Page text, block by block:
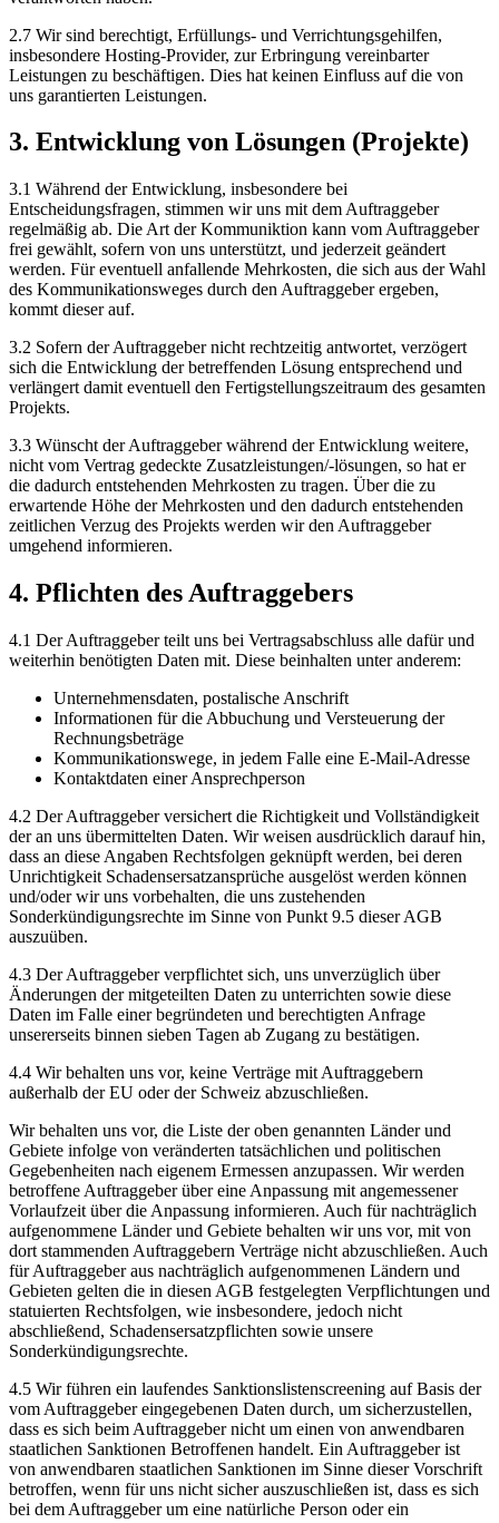
2.7 Wir sind berechtigt, Erfüllungs- und Verrichtungsgehilfen,
insbesondere Hosting-Provider, zur Erbringung vereinbarter
Leistungen zu beschäftigen. Dies hat keinen Einfluss auf die von
uns garantierten Leistungen.
3. Entwicklung von Lösungen (Projekte)
3.1 Während der Entwicklung, insbesondere bei
Entscheidungsfragen, stimmen wir uns mit dem Auftraggeber
regelmäßig ab. Die Art der Kommuniktion kann vom Auftraggeber
frei gewählt, sofern von uns unterstützt, und jederzeit geändert
werden. Für eventuell anfallende Mehrkosten, die sich aus der Wahl
des Kommunikationsweges durch den Auftraggeber ergeben,
kommt dieser auf.
3.2 Sofern der Auftraggeber nicht rechtzeitig antwortet, verzögert
sich die Entwicklung der betreffenden Lösung entsprechend und
verlängert damit eventuell den Fertigstellungszeitraum des gesamten
Projekts.
3.3 Wünscht der Auftraggeber während der Entwicklung weitere,
nicht vom Vertrag gedeckte Zusatzleistungen/-lösungen, so hat er
die dadurch entstehenden Mehrkosten zu tragen. Über die zu
erwartende Höhe der Mehrkosten und den dadurch entstehenden
zeitlichen Verzug des Projekts werden wir den Auftraggeber
umgehend informieren.
4. Pflichten des Auftraggebers
4.1 Der Auftraggeber teilt uns bei Vertragsabschluss alle dafür und
weiterhin benötigten Daten mit. Diese beinhalten unter anderem:
Unternehmensdaten, postalische Anschrift
Informationen für die Abbuchung und Versteuerung der
Rechnungsbeträge
Kommunikationswege, in jedem Falle eine E-Mail-Adresse
Kontaktdaten einer Ansprechperson
4.2 Der Auftraggeber versichert die Richtigkeit und Vollständigkeit
der an uns übermittelten Daten. Wir weisen ausdrücklich darauf hin,
dass an diese Angaben Rechtsfolgen geknüpft werden, bei deren
Unrichtigkeit Schadensersatzansprüche ausgelöst werden können
und/oder wir uns vorbehalten, die uns zustehenden
Sonderkündigungsrechte im Sinne von Punkt 9.5 dieser AGB
auszuüben.
4.3 Der Auftraggeber verpflichtet sich, uns unverzüglich über
Änderungen der mitgeteilten Daten zu unterrichten sowie diese
Daten im Falle einer begründeten und berechtigten Anfrage
unsererseits binnen sieben Tagen ab Zugang zu bestätigen.
4.4 Wir behalten uns vor, keine Verträge mit Auftraggebern
außerhalb der EU oder der Schweiz abzuschließen.
Wir behalten uns vor, die Liste der oben genannten Länder und
Gebiete infolge von veränderten tatsächlichen und politischen
Gegebenheiten nach eigenem Ermessen anzupassen. Wir werden
betroffene Auftraggeber über eine Anpassung mit angemessener
Vorlaufzeit über die Anpassung informieren. Auch für nachträglich
aufgenommene Länder und Gebiete behalten wir uns vor, mit von
dort stammenden Auftraggebern Verträge nicht abzuschließen. Auch
für Auftraggeber aus nachträglich aufgenommenen Ländern und
Gebieten gelten die in diesen AGB festgelegten Verpflichtungen und
statuierten Rechtsfolgen, wie insbesondere, jedoch nicht
abschließend, Schadensersatzpflichten sowie unsere
Sonderkündigungsrechte.
4.5 Wir führen ein laufendes Sanktionslistenscreening auf Basis der
vom Auftraggeber eingegebenen Daten durch, um sicherzustellen,
dass es sich beim Auftraggeber nicht um einen von anwendbaren
staatlichen Sanktionen Betroffenen handelt. Ein Auftraggeber ist
von anwendbaren staatlichen Sanktionen im Sinne dieser Vorschrift
betroffen, wenn für uns nicht sicher auszuschließen ist, dass es sich
bei dem Auftraggeber um eine natürliche Person oder ein